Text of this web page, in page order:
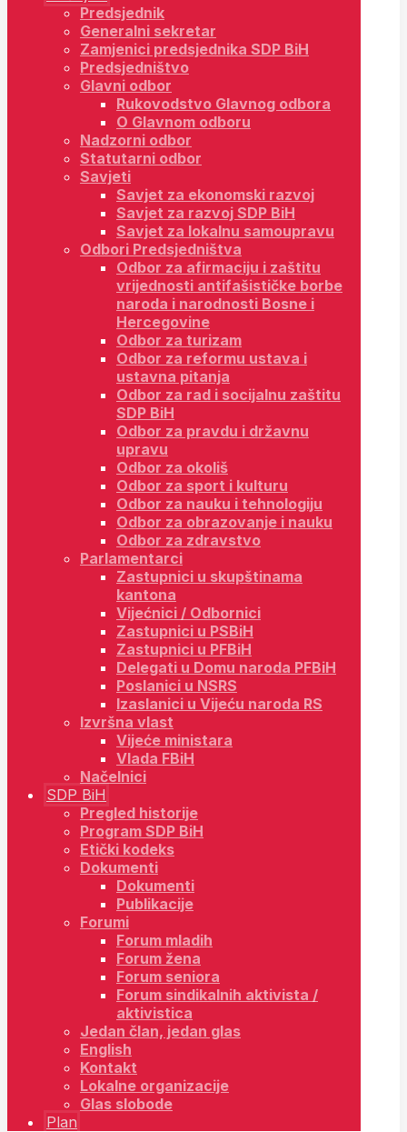
Predsjednik
Generalni sekretar
Zamjenici predsjednika SDP BiH
Predsjedništvo
Glavni odbor
Rukovodstvo Glavnog odbora
O Glavnom odboru
Nadzorni odbor
Statutarni odbor
Savjeti
Savjet za ekonomski razvoj
Savjet za razvoj SDP BiH
Savjet za lokalnu samoupravu
Odbori Predsjedništva
Odbor za afirmaciju i zaštitu
vrijednosti antifašističke borbe
naroda i narodnosti Bosne i
Hercegovine
Odbor za turizam
Odbor za reformu ustava i
ustavna pitanja
Odbor za rad i socijalnu zaštitu
SDP BiH
Odbor za pravdu i državnu
upravu
Odbor za okoliš
Odbor za sport i kulturu
Odbor za nauku i tehnologiju
Odbor za obrazovanje i nauku
Odbor za zdravstvo
Parlamentarci
Zastupnici u skupštinama
kantona
Vijećnici / Odbornici
Zastupnici u PSBiH
Zastupnici u PFBiH
Delegati u Domu naroda PFBiH
Poslanici u NSRS
Izaslanici u Vijeću naroda RS
Izvršna vlast
Vijeće ministara
Vlada FBiH
Načelnici
SDP BiH
Pregled historije
Program SDP BiH
Etički kodeks
Dokumenti
Dokumenti
Publikacije
Forumi
Forum mladih
Forum žena
Forum seniora
Forum sindikalnih aktivista /
aktivistica
Jedan član, jedan glas
English
Kontakt
Lokalne organizacije
Glas slobode
Plan